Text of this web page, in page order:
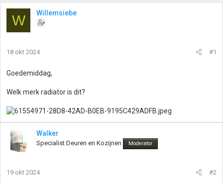
W Willemsiebe
18 okt 2024 #1
Goedemiddag,
Welk merk radiator is dit?
Walker
Specialist Deuren en Kozijnen Moderator
19 okt 2024 #2